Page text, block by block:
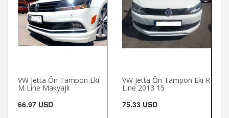
VW Jetta Ön Tampon Eki
M Line Makyajlı
66.97 USD
VW Jetta Ön Tampon Eki R
Line 2013 15
75.33 USD